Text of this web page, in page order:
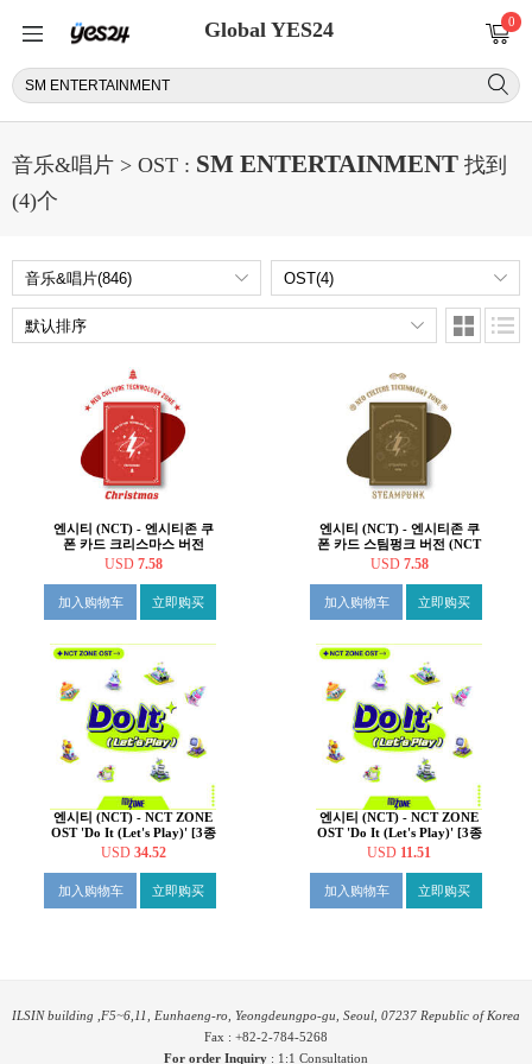
Global YES24 0
音乐&唱片 > OST : SM ENTERTAINMENT 找到
(4)个
엔시티 (NCT) - 엔시티존 쿠
폰 카드 크리스마스 버전
(NCT ZONE COUPON
USD 7.58
加入购物车 立即购买
엔시티 (NCT) - 엔시티존 쿠
폰 카드 스팀펑크 버전 (NCT
ZONE COUPON CARD
USD 7.58
加入购物车 立即购买
엔시티 (NCT) - NCT ZONE
OST 'Do It (Let's Play)' [3종
SET]
USD 34.52
加入购物车 立即购买
엔시티 (NCT) - NCT ZONE
OST 'Do It (Let's Play)' [3종
중 1종 랜덤발송]
USD 11.51
加入购物车 立即购买
ILSIN building ,F5~6,11, Eunhaeng-ro, Yeongdeungpo-gu, Seoul, 07237 Republic of Korea
Fax : +82-2-784-5268
For order Inquiry : 1:1 Consultation